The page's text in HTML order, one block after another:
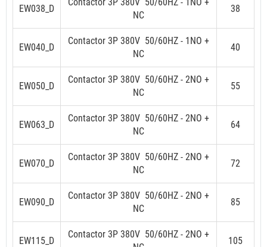
EW038_D
Contactor 3P 380V 50/60HZ - 1NO +
NC
38
EW040_D
Contactor 3P 380V 50/60HZ - 1NO +
NC
40
EW050_D
Contactor 3P 380V 50/60HZ - 2NO +
NC
55
EW063_D
Contactor 3P 380V 50/60HZ - 2NO +
NC
64
EW070_D
Contactor 3P 380V 50/60HZ - 2NO +
NC
72
EW090_D
Contactor 3P 380V 50/60HZ - 2NO +
NC
85
EW115_D
Contactor 3P 380V 50/60HZ - 2NO +
105